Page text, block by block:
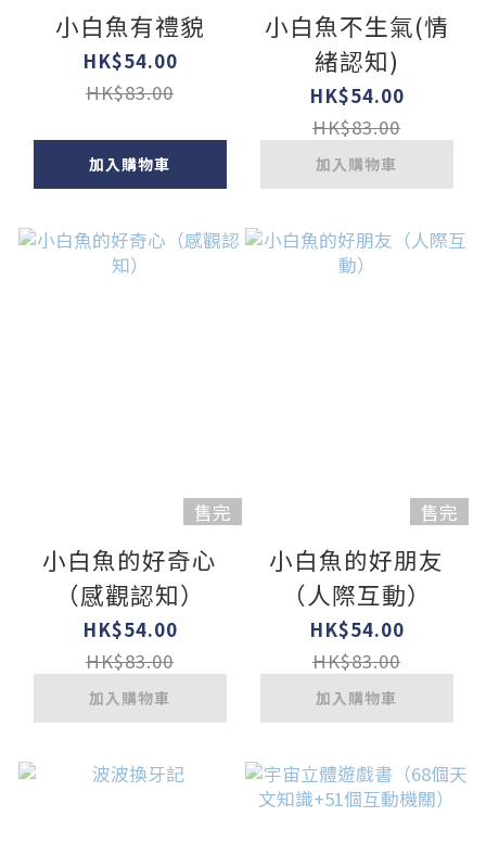
小白魚有禮貌
HK$54.00
HK$83.00
加入購物車
小白魚不生氣(情
緒認知)
HK$54.00
HK$83.00
加入購物車
售完
小白魚的好奇心
（感觀認知）
HK$54.00
HK$83.00
加入購物車
售完
小白魚的好朋友
（人際互動）
HK$54.00
HK$83.00
加入購物車